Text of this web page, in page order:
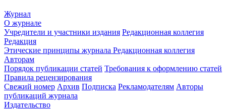
Журнал
О журнале
Учредители и участники издания Редакционная коллегия
Редакция
Этические принципы журнала Редакционная коллегия
Авторам
Порядок публикации статей Требования к оформлению статей
Правила рецензирования
Свежий номер Архив Подписка Рекламодателям Авторы
публикаций журнала
Издательство